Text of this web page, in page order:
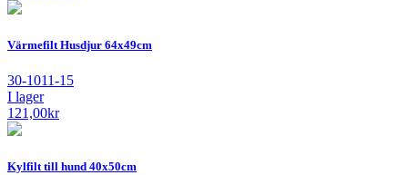
Värmefilt Husdjur 64x49cm
30-1011-15
I lager
121,00kr
Kylfilt till hund 40x50cm